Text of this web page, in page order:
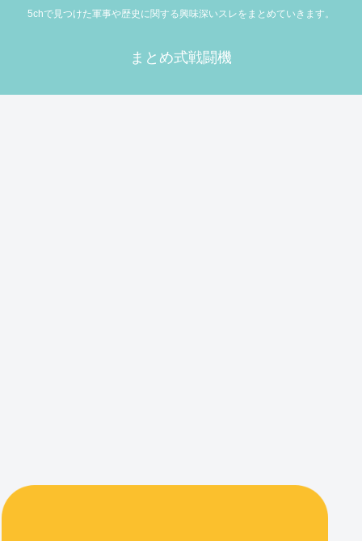
5chで見つけた軍事や歴史に関する興味深いスレをまとめていきます。
まとめ式戦闘機